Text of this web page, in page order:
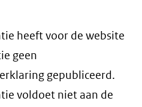
heeft voor de website
geen
gepubliceerd.
voldoet niet aan de